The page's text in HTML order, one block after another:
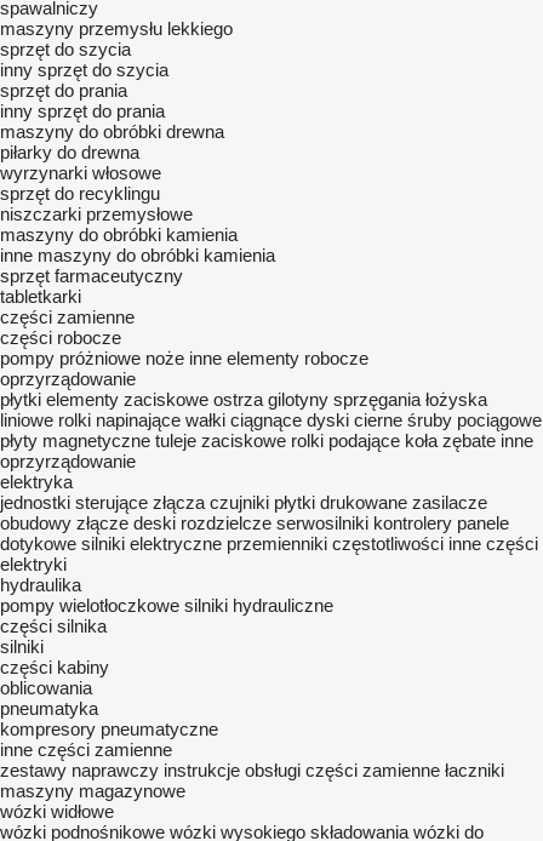
spawalniczy
maszyny przemysłu lekkiego
sprzęt do szycia
inny sprzęt do szycia
sprzęt do prania
inny sprzęt do prania
maszyny do obróbki drewna
piłarky do drewna
wyrzynarki włosowe
sprzęt do recyklingu
niszczarki przemysłowe
maszyny do obróbki kamienia
inne maszyny do obróbki kamienia
sprzęt farmaceutyczny
tabletkarki
części zamienne
części robocze
pompy próżniowe noże inne elementy robocze
oprzyrządowanie
płytki elementy zaciskowe ostrza gilotyny sprzęgania łożyska
liniowe rolki napinające wałki ciągnące dyski cierne śruby pociągowe
płyty magnetyczne tuleje zaciskowe rolki podające koła zębate inne
oprzyrządowanie
elektryka
jednostki sterujące złącza czujniki płytki drukowane zasilacze
obudowy złącze deski rozdzielcze serwosilniki kontrolery panele
dotykowe silniki elektryczne przemienniki częstotliwości inne części
elektryki
hydraulika
pompy wielotłoczkowe silniki hydrauliczne
części silnika
silniki
części kabiny
oblicowania
pneumatyka
kompresory pneumatyczne
inne części zamienne
zestawy naprawczy instrukcje obsługi części zamienne łaczniki
maszyny magazynowe
wózki widłowe
wózki podnośnikowe wózki wysokiego składowania wózki do